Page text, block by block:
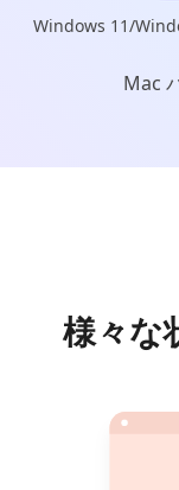
Windows 11/
Mac
様々な